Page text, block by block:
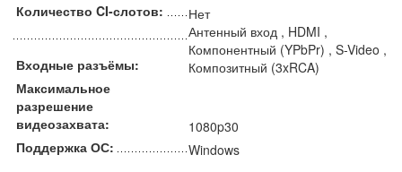
Количество CI-слотов:
Нет
Входные разъёмы:
Антенный вход , HDMI ,
Компонентный (YPbPr) , S-Video ,
Композитный (3xRCA)
Максимальное
разрешение
видеозахвата:
1080p30
Поддержка ОС:
Windows